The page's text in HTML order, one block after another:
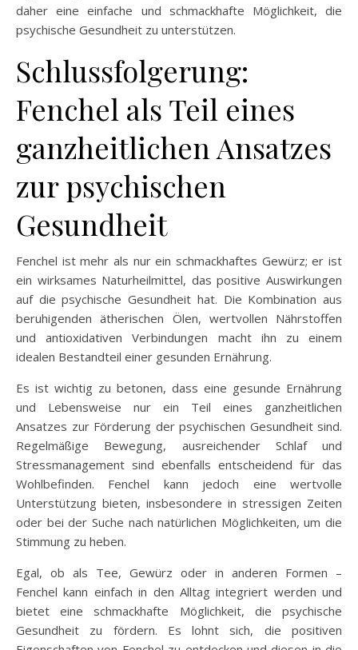
daher eine einfache und schmackhafte Möglichkeit, die
psychische Gesundheit zu unterstützen.
Schlussfolgerung:
Fenchel als Teil eines
ganzheitlichen Ansatzes
zur psychischen
Gesundheit
Fenchel ist mehr als nur ein schmackhaftes Gewürz; er ist
ein wirksames Naturheilmittel, das positive Auswirkungen
auf die psychische Gesundheit hat. Die Kombination aus
beruhigenden ätherischen Ölen, wertvollen Nährstoffen
und antioxidativen Verbindungen macht ihn zu einem
idealen Bestandteil einer gesunden Ernährung.
Es ist wichtig zu betonen, dass eine gesunde Ernährung
und Lebensweise nur ein Teil eines ganzheitlichen
Ansatzes zur Förderung der psychischen Gesundheit sind.
Regelmäßige Bewegung, ausreichender Schlaf und
Stressmanagement sind ebenfalls entscheidend für das
Wohlbefinden. Fenchel kann jedoch eine wertvolle
Unterstützung bieten, insbesondere in stressigen Zeiten
oder bei der Suche nach natürlichen Möglichkeiten, um die
Stimmung zu heben.
Egal, ob als Tee, Gewürz oder in anderen Formen –
Fenchel kann einfach in den Alltag integriert werden und
bietet eine schmackhafte Möglichkeit, die psychische
Gesundheit zu fördern. Es lohnt sich, die positiven